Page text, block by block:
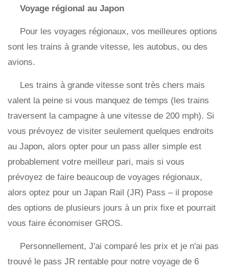
Voyage régional au Japon
Pour les voyages régionaux, vos meilleures options
sont les trains à grande vitesse, les autobus, ou des
avions.
Les trains à grande vitesse sont très chers mais
valent la peine si vous manquez de temps (les trains
traversent la campagne à une vitesse de 200 mph). Si
vous prévoyez de visiter seulement quelques endroits
au Japon, alors opter pour un pass aller simple est
probablement votre meilleur pari, mais si vous
prévoyez de faire beaucoup de voyages régionaux,
alors optez pour un Japan Rail (JR) Pass – il propose
des options de plusieurs jours à un prix fixe et pourrait
vous faire économiser GROS.
Personnellement, J'ai comparé les prix et je n'ai pas
trouvé le pass JR rentable pour notre voyage de 6